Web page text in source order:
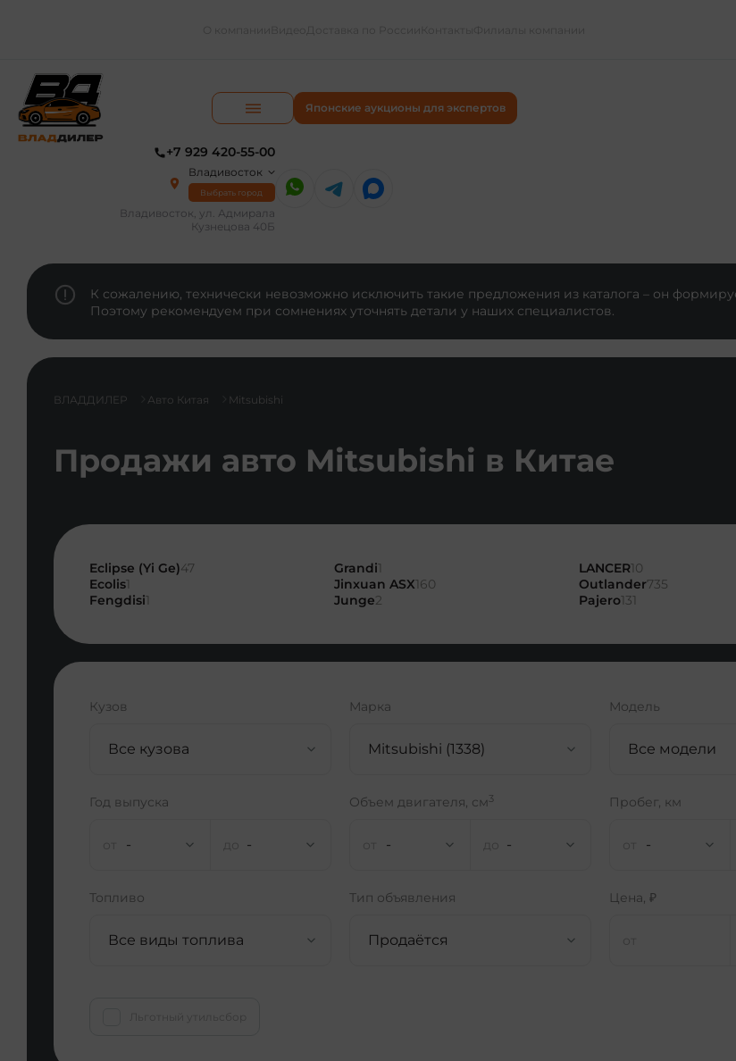
Японские аукционы для экспертов
+7 929 420-55-00
Владивосток
Выбрать город
Владивосток, ул. Адмирала
Кузнецова 40Б
К сожалению, технически невозможно исключить такие предложения из каталога – он
Поэтому рекомендуем при сомнениях уточнять детали у наших специалистов.
ВЛАДДИЛЕР Авто Китая Mitsubishi
Продажи авто Mitsubishi в Китае
Eclipse (Yi Ge)47
Ecolis1
Fengdisi1
Grandi1
Jinxuan ASX160
Junge2
LANCER10
Outlander735
Pajero131
Кузов
Все кузова
Марка
Mitsubishi (1338)
Модель
Все модели
Год выпуска
- -
Объем двигателя, см3
- -
Пробег, км
-
Топливо
Все виды топлива
Тип объявления
Продаётся
Цена, ₽